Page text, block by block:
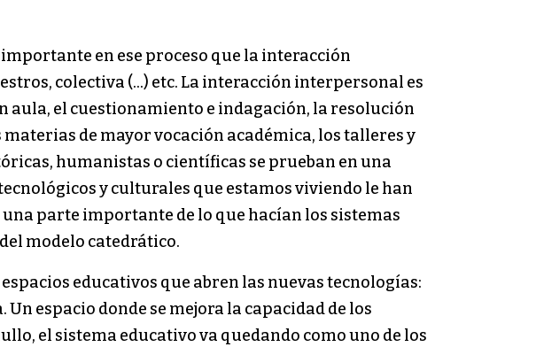
en ese proceso que la interacción
colectiva (…) etc. La interacción interpersonal es
aula, el cuestionamiento e indagación, la resolución
de mayor vocación académica, los talleres y
humanistas o científicas se prueban en una
y culturales que estamos viviendo le han
parte importante de lo que hacían los sistemas
modelo catedrático.
educativos que abren las nuevas tecnologías:
espacio donde se mejora la capacidad de los
el sistema educativo va quedando como uno de los